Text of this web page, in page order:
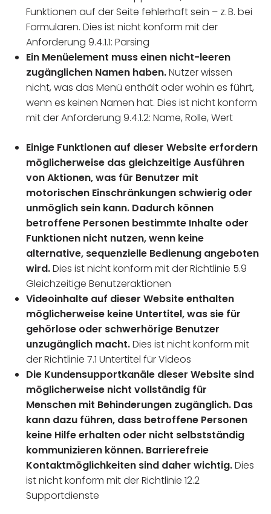
Funktionen auf der Seite fehlerhaft sein – z. B. bei
Formularen. Dies ist nicht konform mit der
Anforderung 9.4.1.1: Parsing
Ein Menüelement muss einen nicht-leeren
zugänglichen Namen haben.Nutzer wissen
nicht, was das Menü enthält oder wohin es führt,
wenn es keinen Namen hat. Dies ist nicht konform
mit der Anforderung 9.4.1.2: Name, Rolle, Wert
Einige Funktionen auf dieser Website erfordern
möglicherweise das gleichzeitige Ausführen
von Aktionen, was für Benutzer mit
motorischen Einschränkungen schwierig oder
unmöglich sein kann. Dadurch können
betroffene Personen bestimmte Inhalte oder
Funktionen nicht nutzen, wenn keine
alternative, sequenzielle Bedienung angeboten
wird.Dies ist nicht konform mit der Richtlinie 5.9
Gleichzeitige Benutzeraktionen
Videoinhalte auf dieser Website enthalten
möglicherweise keine Untertitel, was sie für
gehörlose oder schwerhörige Benutzer
unzugänglich macht.Dies ist nicht konform mit
der Richtlinie 7.1 Untertitel für Videos
Die Kundensupportkanäle dieser Website sind
möglicherweise nicht vollständig für
Menschen mit Behinderungen zugänglich. Das
kann dazu führen, dass betroffene Personen
keine Hilfe erhalten oder nicht selbstständig
kommunizieren können. Barrierefreie
Kontaktmöglichkeiten sind daher wichtig.Dies
ist nicht konform mit der Richtlinie 12.2
Supportdienste